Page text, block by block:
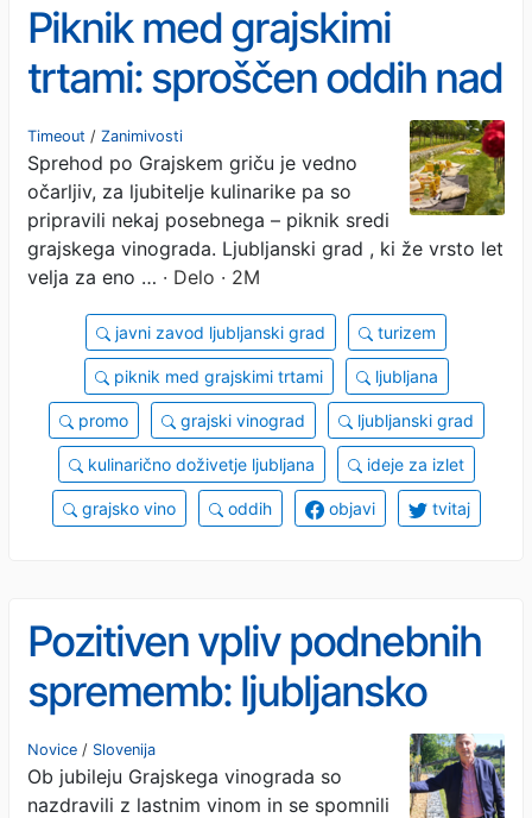
Piknik med grajskimi
trtami: sproščen oddih nad
Ljubljano
Timeout / Zanimivosti
Sprehod po Grajskem griču je vedno
očarljiv, za ljubitelje kulinarike pa so
pripravili nekaj posebnega – piknik sredi
grajskega vinograda. Ljubljanski grad , ki že vrsto let
velja za eno … · Delo · 2M
javni zavod ljubljanski grad turizem
piknik med grajskimi trtami ljubljana
promo grajski vinograd ljubljanski grad
kulinarično doživetje ljubljana ideje za izlet
grajsko vino oddih objavi tvitaj
Pozitiven vpliv podnebnih
sprememb: ljubljansko
grajsko vino iz leta v leto
boljše
Novice / Slovenija
Ob jubileju Grajskega vinograda so
nazdravili z lastnim vinom in se spomnili